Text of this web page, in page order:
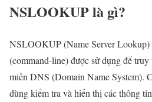
NSLOOKUP là gì?
NSLOOKUP (Name Server Lookup)
(command-line) được sử dụng để
miền DNS (Domain Name System).
dùng kiểm tra và hiển thị các thông